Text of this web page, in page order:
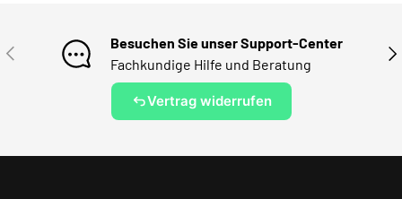
VORHERIGE
Besuchen Sie unser Support-Center
Fachkundige Hilfe und Beratung
Vertrag widerrufen